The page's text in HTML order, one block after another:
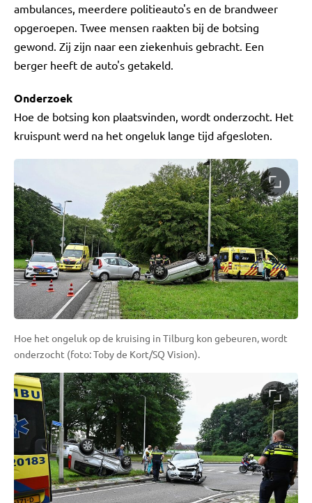
ambulances, meerdere politieauto's en de brandweer
opgeroepen. Twee mensen raakten bij de botsing
gewond. Zij zijn naar een ziekenhuis gebracht. Een
berger heeft de auto's getakeld.
Onderzoek
Hoe de botsing kon plaatsvinden, wordt onderzocht. Het
kruispunt werd na het ongeluk lange tijd afgesloten.
Hoe het ongeluk op de kruising in Tilburg kon gebeuren, wordt
onderzocht (foto: Toby de Kort/SQ Vision).